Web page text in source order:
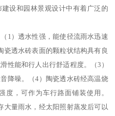
设和园林景观设计中有着广泛的
1）透水性强，能使径流雨水迅速
瓷透水砖表面的颗粒状结构具有良
性能和行人出行舒适程度。（3）
降噪。（4）陶瓷透水砖经高温烧
度，可作为车行路面铺装使用。
大量雨水，经太阳照射蒸发后可以